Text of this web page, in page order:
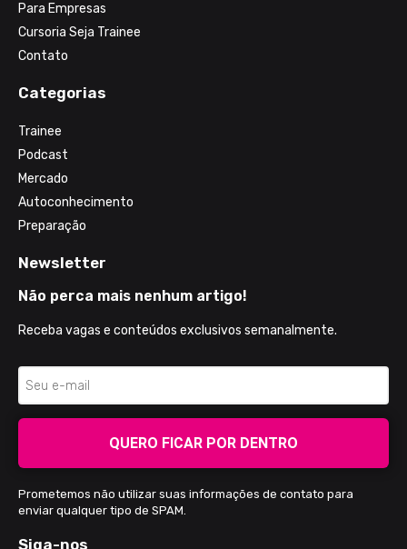
Para Empresas
Cursoria Seja Trainee
Contato
Categorias
Trainee
Podcast
Mercado
Autoconhecimento
Preparação
Newsletter
Não perca mais nenhum artigo!
Receba vagas e conteúdos exclusivos semanalmente.
QUERO FICAR POR DENTRO
Prometemos não utilizar suas informações de contato para
enviar qualquer tipo de SPAM.
Siga-nos